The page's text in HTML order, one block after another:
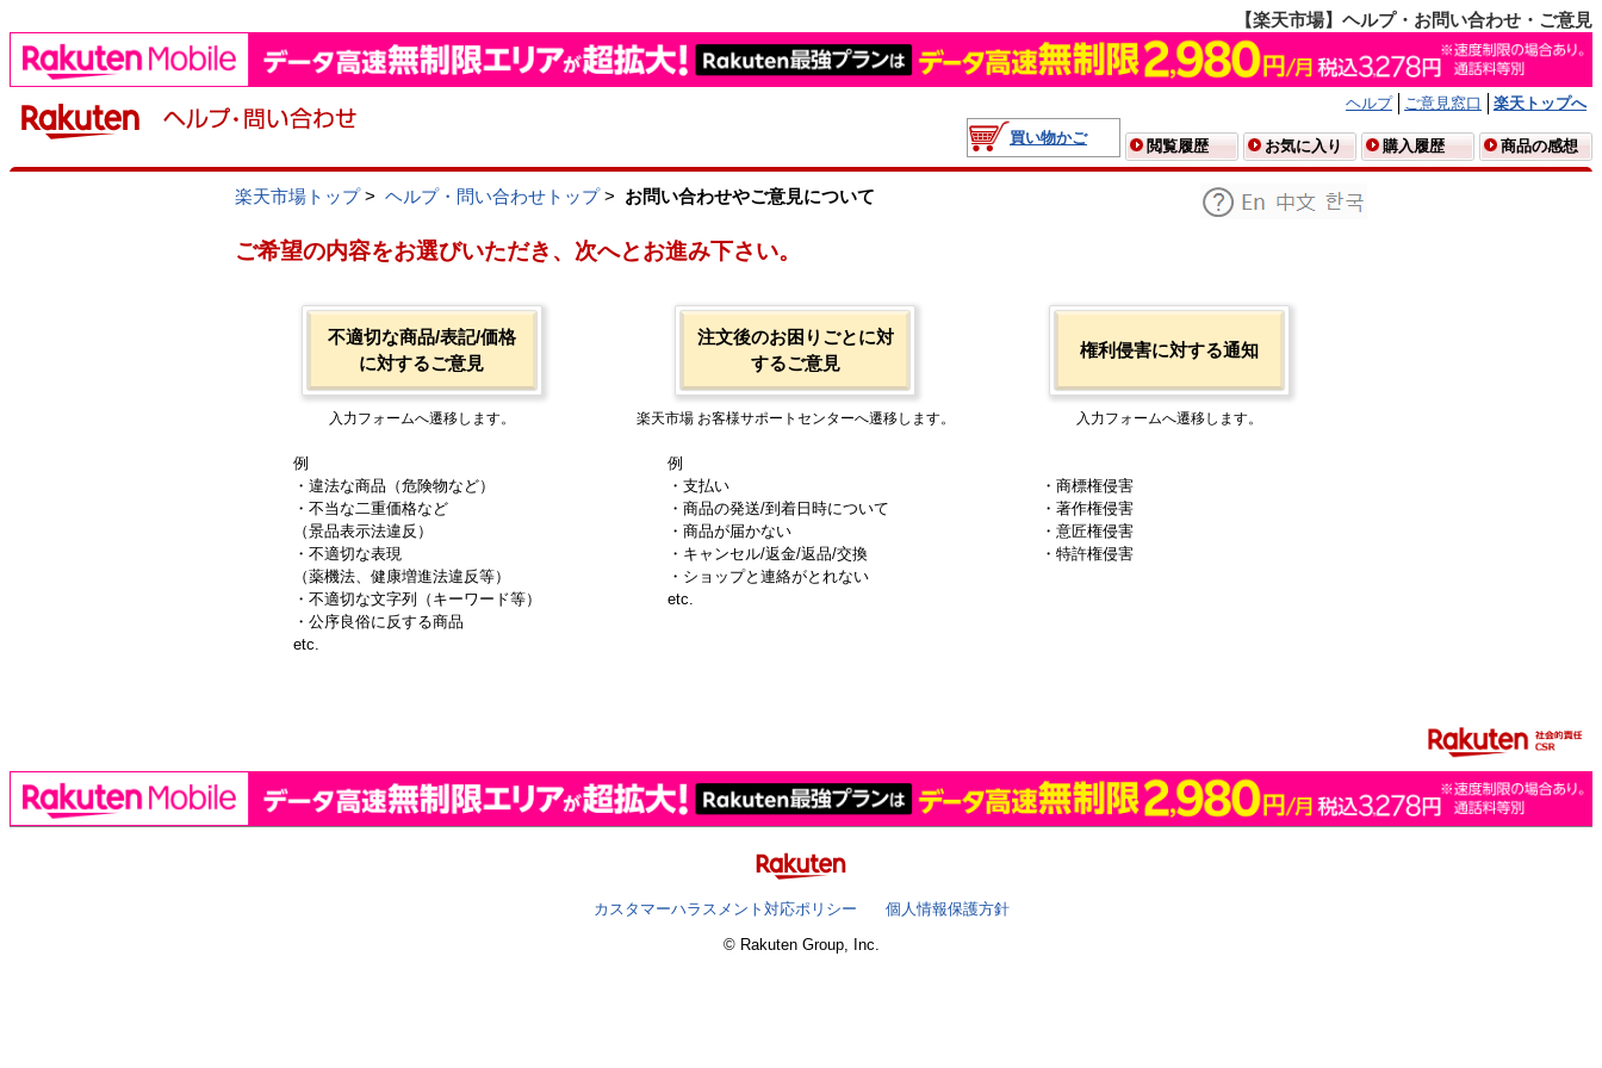
【楽天市場】ヘルプ・お問い合わせ・ご意見
ヘルプ ご意見窓口
楽天トップへ
買い物かご
閲覧履歴 お気に入り 購入履歴 商品の感想
楽天市場トップ> ヘルプ・問い合わせトップ> お問い合わせやご意見について
ご希望の内容をお選びいただき、次へとお進み下さい。
不適切な商品/表記/価格
に対するご意見
入力フォームへ遷移します。
例
・違法な商品（危険物など）
・不当な二重価格など
（景品表示法違反）
・不適切な表現
（薬機法、健康増進法違反等）
・不適切な文字列（キーワード等）
・公序良俗に反する商品
etc.
注文後のお困りごとに対
するご意見
楽天市場 お客様サポートセンターへ遷移します。
例
・支払い
・商品の発送/到着日時について
・商品が届かない
・キャンセル/返金/返品/交換
・ショップと連絡がとれない
etc.
権利侵害に対する通知
入力フォームへ遷移します。
・商標権侵害
・著作権侵害
・意匠権侵害
・特許権侵害
カスタマーハラスメント対応ポリシー
個人情報保護方針
© Rakuten Group, Inc.